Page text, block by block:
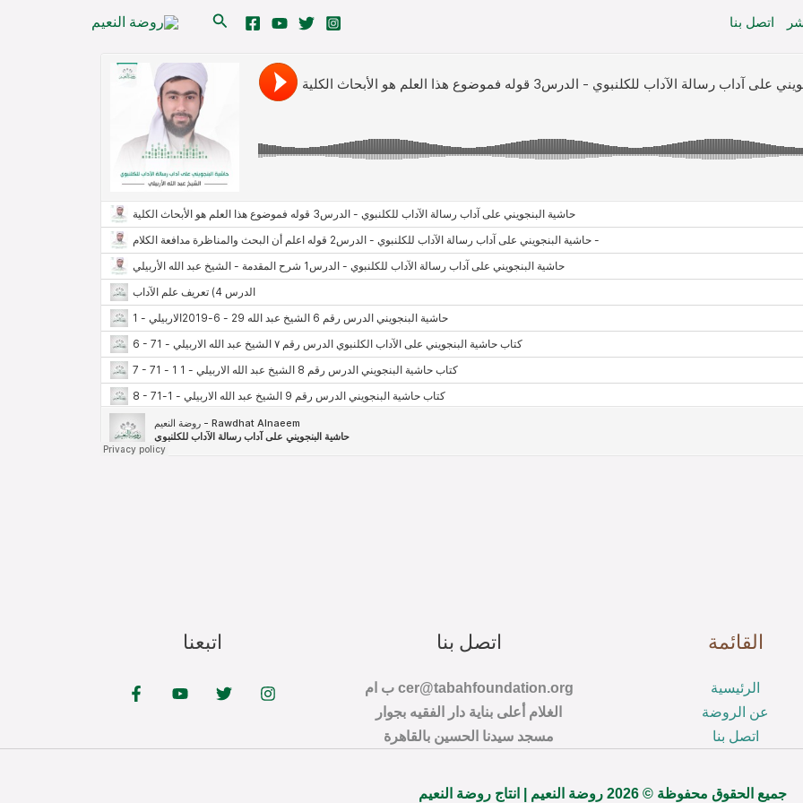
اتصل بنا البحث
القائمة
الرئيسية
عن الروضة
اتصل بنا
اتصل بنا
cer@tabahfoundation.org ب ام
الغلام أعلى بناية دار الفقيه بجوار
مسجد سيدنا الحسين بالقاهرة
اتبعنا
جميع الحقوق محفوظة © 2026 روضة النعيم | انتاج روضة النعيم